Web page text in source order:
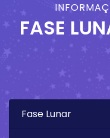
FASE
Fase Lunar